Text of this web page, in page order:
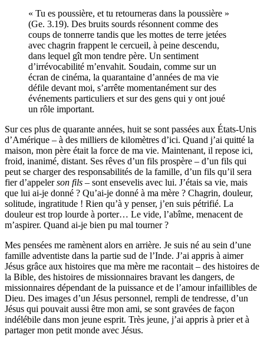
« Tu es poussière, et tu retourneras dans la poussière »
(Ge. 3.19). Des bruits sourds résonnent comme des
coups de tonnerre tandis que les mottes de terre jetées
avec chagrin frappent le cercueil, à peine descendu,
dans lequel gît mon tendre père. Un sentiment
d’irrévocabilité m’envahit. Soudain, comme sur un
écran de cinéma, la quarantaine d’années de ma vie
défile devant moi, s’arrête momentanément sur des
événements particuliers et sur des gens qui y ont joué
un rôle important.
Sur ces plus de quarante années, huit se sont passées aux États-Unis
d’Amérique – à des milliers de kilomètres d’ici. Quand j’ai quitté la
maison, mon père était la force de ma vie. Maintenant, il repose ici,
froid, inanimé, distant. Ses rêves d’un fils prospère – d’un fils qui
peut se charger des responsabilités de la famille, d’un fils qu’il sera
fier d’appelerson fils – sont ensevelis avec lui. J’étais sa vie, mais
que lui ai-je donné ? Qu’ai-je donné à ma mère ? Chagrin, douleur,
solitude, ingratitude ! Rien qu’à y penser, j’en suis pétrifié. La
douleur est trop lourde à porter… Le vide, l’abîme, menacent de
m’aspirer. Quand ai-je bien pu mal tourner ?
Mes pensées me ramènent alors en arrière. Je suis né au sein d’une
famille adventiste dans la partie sud de l’Inde. J’ai appris à aimer
Jésus grâce aux histoires que ma mère me racontait – des histoires de
la Bible, des histoires de missionnaires bravant les dangers, de
missionnaires dépendant de la puissance et de l’amour infaillibles de
Dieu. Des images d’un Jésus personnel, rempli de tendresse, d’un
Jésus qui pouvait aussi être mon ami, se sont gravées de façon
indélébile dans mon jeune esprit. Très jeune, j’ai appris à prier et à
partager mon petit monde avec Jésus.